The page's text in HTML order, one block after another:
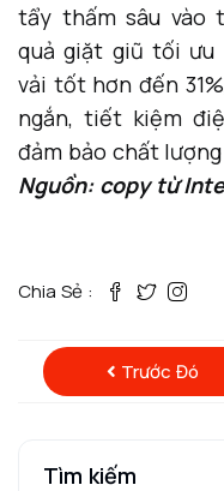
tẩy thấm sâu vào
quả giặt giũ tối ưu
vải tốt hơn đến
ngắn, tiết kiệm
đảm bảo chất
Nguồn: copy từ
Chia Sẻ :
Trước Đó
Tìm kiếm